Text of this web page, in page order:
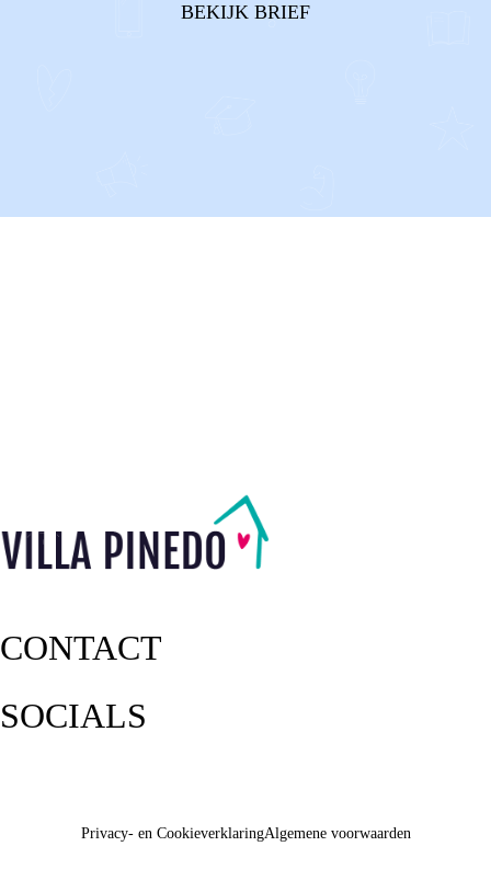
BEKIJK BRIEF
CONTACT
SOCIALS
Privacy- en CookieverklaringAlgemene voorwaarden